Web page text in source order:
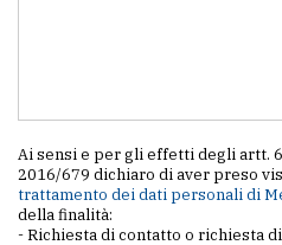
Ai sensi e per gli effetti degli artt.
2016/679 dichiaro di aver preso
trattamento dei dati personali di
della finalità:
- Richiesta di contatto o richiesta